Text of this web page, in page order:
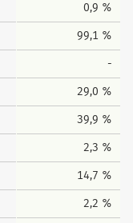
0,9 %
99,1 %
-
29,0 %
39,9 %
2,3 %
14,7 %
2,2 %